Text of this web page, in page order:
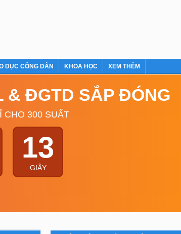
DỤC CÔNG DÂN KHOA HỌC XEM THÊM
& ĐGTD SẮP ĐÓNG
CHO 300 SUẤT
12
GIÂY